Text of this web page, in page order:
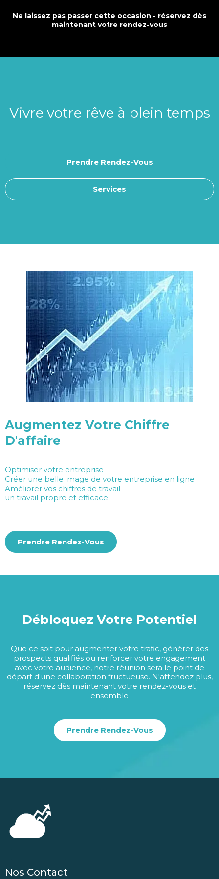
Ne laissez pas passer cette occasion - réservez dès
maintenant votre rendez-vous
Vivre votre rêve à plein temps
Prendre Rendez-Vous
Services
Augmentez Votre Chiffre
D'affaire
Optimiser votre entreprise
Créer une belle image de votre entreprise en ligne
Améliorer vos chiffres de travail
un travail propre et efficace
Prendre Rendez-Vous
Débloquez Votre Potentiel
Que ce soit pour augmenter votre trafic, générer des
prospects qualifiés ou renforcer votre engagement
avec votre audience, notre réunion sera le point de
départ d'une collaboration fructueuse. N'attendez plus,
réservez dès maintenant votre rendez-vous et
ensemble
Prendre Rendez-Vous
Nos Contact